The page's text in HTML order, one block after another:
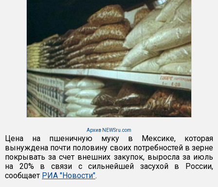
Архив NEWSru.com
Цена на пшеничную муку в Мексике, которая
вынуждена почти половину своих потребностей в зерне
покрывать за счет внешних закупок, выросла за июль
на 20% в связи с сильнейшей засухой в России,
сообщает РИА "Новости".